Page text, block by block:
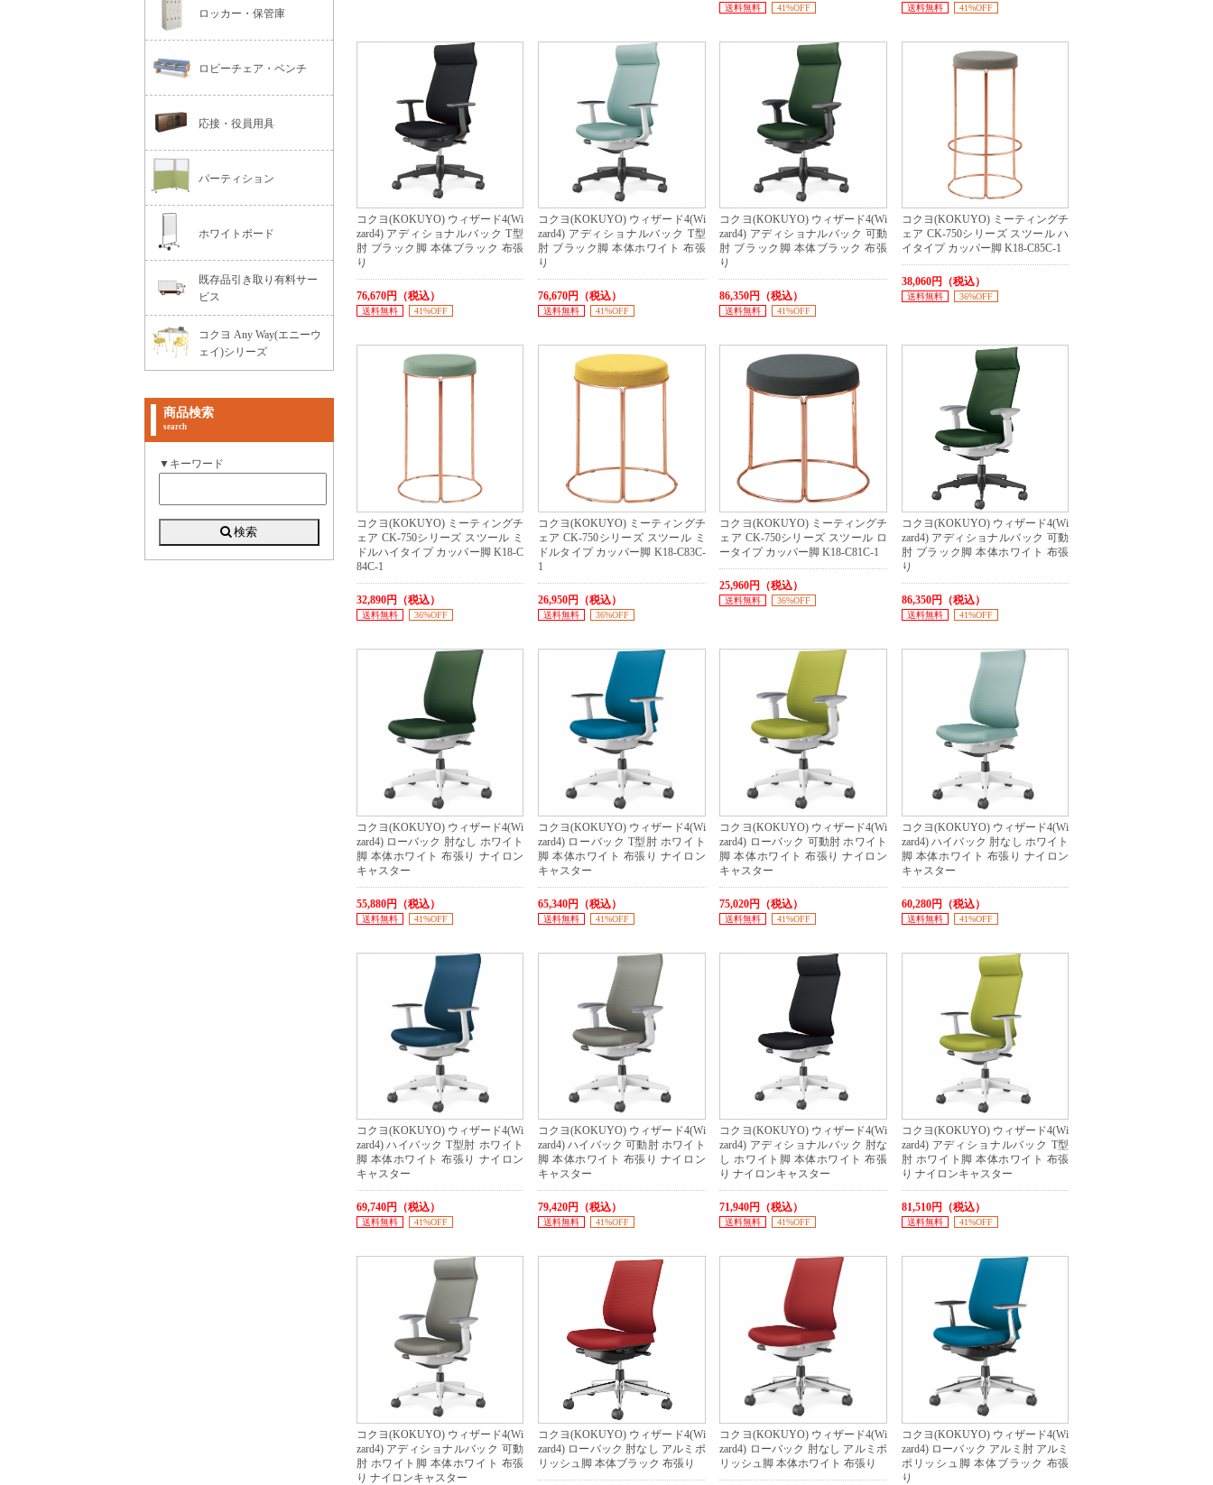
送料無料 41%OFF 送料無料 41%OFF
コクヨ(KOKUYO) ウィザード4(Wi
zard4) アディショナルバック T型
肘 ブラック脚 本体ブラック 布張
り
76,670円（税込）
送料無料 41%OFF
コクヨ(KOKUYO) ウィザード4(Wi
zard4) アディショナルバック T型
肘 ブラック脚 本体ホワイト 布張
り
76,670円（税込）
送料無料 41%OFF
コクヨ(KOKUYO) ウィザード4(Wi
zard4) アディショナルバック 可動
肘 ブラック脚 本体ブラック 布張
り
86,350円（税込）
送料無料 41%OFF
コクヨ(KOKUYO) ミーティングチ
ェア CK-750シリーズ スツール ハ
イタイプ カッパー脚 K18-C85C-1
38,060円（税込）
送料無料 36%OFF
コクヨ(KOKUYO) ミーティングチ
ェア CK-750シリーズ スツール ミ
ドルハイタイプ カッパー脚 K18-C
84C-1
32,890円（税込）
送料無料 36%OFF
コクヨ(KOKUYO) ミーティングチ
ェア CK-750シリーズ スツール ミ
ドルタイプ カッパー脚 K18-C83C-
1
26,950円（税込）
送料無料 36%OFF
コクヨ(KOKUYO) ミーティングチ
ェア CK-750シリーズ スツール ロ
ータイプ カッパー脚 K18-C81C-1
25,960円（税込）
送料無料 36%OFF
コクヨ(KOKUYO) ウィザード4(Wi
zard4) アディショナルバック 可動
肘 ブラック脚 本体ホワイト 布張
り
86,350円（税込）
送料無料 41%OFF
コクヨ(KOKUYO) ウィザード4(Wi
zard4) ローバック 肘なし ホワイト
脚 本体ホワイト 布張り ナイロン
キャスター
55,880円（税込）
送料無料 41%OFF
コクヨ(KOKUYO) ウィザード4(Wi
zard4) ローバック T型肘 ホワイト
脚 本体ホワイト 布張り ナイロン
キャスター
65,340円（税込）
送料無料 41%OFF
コクヨ(KOKUYO) ウィザード4(Wi
zard4) ローバック 可動肘 ホワイト
脚 本体ホワイト 布張り ナイロン
キャスター
75,020円（税込）
送料無料 41%OFF
コクヨ(KOKUYO) ウィザード4(Wi
zard4) ハイバック 肘なし ホワイト
脚 本体ホワイト 布張り ナイロン
キャスター
60,280円（税込）
送料無料 41%OFF
コクヨ(KOKUYO) ウィザード4(Wi
zard4) ハイバック T型肘 ホワイト
脚 本体ホワイト 布張り ナイロン
キャスター
69,740円（税込）
送料無料 41%OFF
コクヨ(KOKUYO) ウィザード4(Wi
zard4) ハイバック 可動肘 ホワイト
脚 本体ホワイト 布張り ナイロン
キャスター
79,420円（税込）
送料無料 41%OFF
コクヨ(KOKUYO) ウィザード4(Wi
zard4) アディショナルバック 肘な
し ホワイト脚 本体ホワイト 布張
り ナイロンキャスター
71,940円（税込）
送料無料 41%OFF
コクヨ(KOKUYO) ウィザード4(Wi
zard4) アディショナルバック T型
肘 ホワイト脚 本体ホワイト 布張
り ナイロンキャスター
81,510円（税込）
送料無料 41%OFF
コクヨ(KOKUYO) ウィザード4(Wi
zard4) アディショナルバック 可動
肘 ホワイト脚 本体ホワイト 布張
り ナイロンキャスター
コクヨ(KOKUYO) ウィザード4(Wi
zard4) ローバック 肘なし アルミポ
リッシュ脚 本体ブラック 布張り
コクヨ(KOKUYO) ウィザード4(Wi
zard4) ローバック 肘なし アルミポ
リッシュ脚 本体ホワイト 布張り
コクヨ(KOKUYO) ウィザード4(Wi
zard4) ローバック アルミ肘 アルミ
ポリッシュ脚 本体ブラック 布張
り
ロッカー・保管庫
ロビーチェア・ベンチ
応接・役員用具
パーティション
ホワイトボード
既存品引き取り有料サー
ビス
コクヨ Any Way(エニーウ
ェイ)シリーズ
商品検索
search
▼キーワード